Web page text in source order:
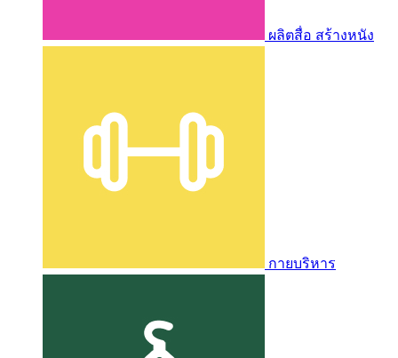
ผลิตสื่อ สร้างหนัง
กายบริหาร